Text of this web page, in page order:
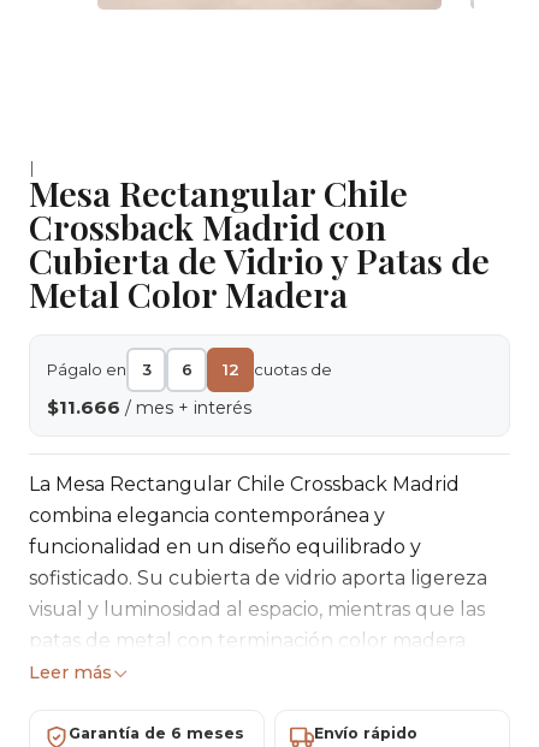
|
Mesa Rectangular Chile
Crossback Madrid con
Cubierta de Vidrio y Patas de
Metal Color Madera
Págalo en 3 6 12 cuotas de
$11.666 / mes + interés
La Mesa Rectangular Chile Crossback Madrid
combina elegancia contemporánea y
funcionalidad en un diseño equilibrado y
sofisticado. Su cubierta de vidrio aporta ligereza
visual y luminosidad al espacio, mientras que las
patas de metal con terminación color madera
entregan estabilidad, resistencia y un contraste
buscan estilo y practicidad en el uso diario.
Leer más
Garantía de 6 meses Envío rápido